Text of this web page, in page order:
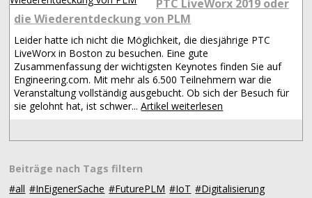
PTC LiveWorx 2019 oder
die Wiederentdeckung von PLM
Leider hatte ich nicht die Möglichkeit, die diesjährige PTC
LiveWorx in Boston zu besuchen. Eine gute
Zusammenfassung der wichtigsten Keynotes finden Sie auf
Engineering.com. Mit mehr als 6.500 Teilnehmern war die
Veranstaltung vollständig ausgebucht. Ob sich der Besuch für
sie gelohnt hat, ist schwer...Artikel weiterlesen
Beiträge nach Tags filtern
#all #InEigenerSache #FuturePLM #IoT #Digitalisierung